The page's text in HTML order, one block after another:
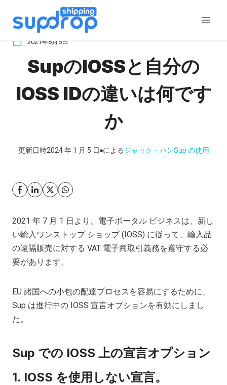
2021年8月5日
SupのIOSSと自分の
IOSS IDの違いは何です
か
更新日時2024 年 1 月 5 日 によるジャック・ハンSup の使用
2021 年 7 月 1 日より、電子ポータル ビジネスは、新し
い輸入ワンストップ ショップ (IOSS) に従って、輸入品
の遠隔販売に対する VAT 電子商取引義務を遵守する必
要があります。
EU 諸国への小包の配達プロセスを容易にするために、
Sup は進行中の IOSS 宣言オプションを有効にしまし
た。
Sup での IOSS 上の宣言オプション
1. IOSS を使用しない宣言。